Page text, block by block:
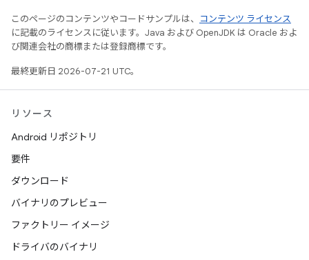
このページのコンテンツやコードサンプルは、
コンテンツ ライセンス
に記載のライセンスに従います。Java および OpenJDK は Oracle およ
び関連会社の商標または登録商標です。
最終更新日 2026-07-21 UTC。
リソース
Android リポジトリ
要件
ダウンロード
バイナリのプレビュー
ファクトリー イメージ
ドライバのバイナリ